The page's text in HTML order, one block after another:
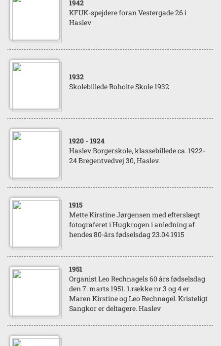
1942
KFUK-spejdere foran Vestergade 26 i
Haslev
1932
Skolebillede Roholte Skole 1932
1920 - 1924
Haslev Borgerskole, klassebillede ca. 1922-
24 Bregentvedvej 30, Haslev.
1915
Mette Kirstine Jørgensen med efterslægt
fotograferet i Hugkrogen i anledning af
hendes 80-års fødselsdag 23.04.1915
1951
Organist Leo Rechnagels 60 års fødselsdag
den 7. marts 1951. 1.række nr 3 og 4 er
Maren Kirstine og Leo Rechnagel. Kristeligt
Sangkor er deltagere. Haslev